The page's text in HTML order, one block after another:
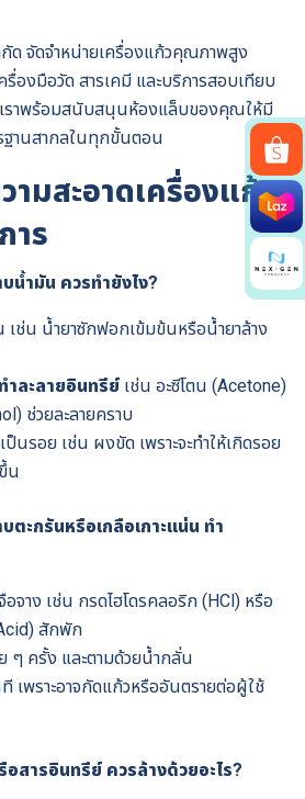
ด จัดจำหน่ายเครื่องแก้วคุณภาพสูง
รื่องมือวัด สารเคมี และบริการสอบเทียบ
เราพร้อมสนับสนุนห้องแล็บของคุณให้มี
ฐานสากลในทุกขั้นตอน
ามสะอาดเครื่องแก้ว
าร
น้ำมัน ควรทำยังไง?
เช่น น้ำยาซักฟอกเข้มข้นหรือน้ำยาล้าง
ำละลายอินทรีย์ เช่น อะซีโตน (Acetone)
ช่วยละลายคราบ
ป็นรอย เช่น ผงขัด เพราะจะทำให้เกิดรอย
น
ตะกรันหรือเกลือเกาะแน่น ทำ
อจาง เช่น กรดไฮโดรคลอริก (HCl) หรือ
สักพัก
ๆ ครั้ง และตามด้วยน้ำกลั่น
เพราะอาจกัดแก้วหรืออันตรายต่อผู้ใช้
สารอินทรีย์ ควรล้างด้วยอะไร?